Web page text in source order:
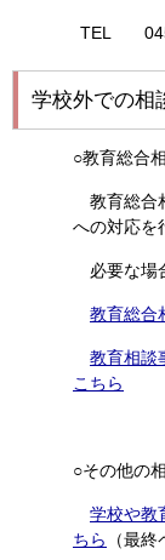
TEL 045-
学校外での相
○教育総合
教育総合
への対応を
必要な場
教育総合
教育相談
こちら
○その他の
学校や教
ちら
（最終